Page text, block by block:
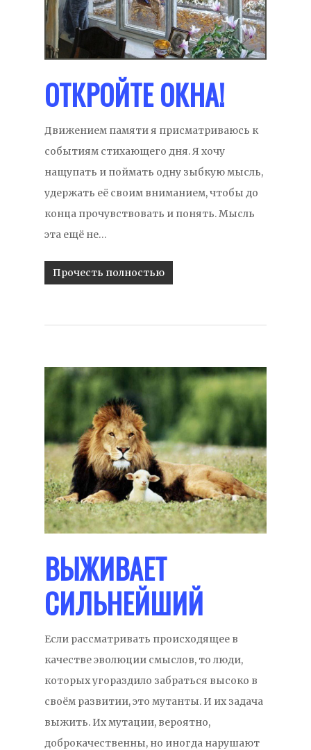
ОТКРОЙТЕ ОКНА!
Движением памяти я присматриваюсь к
событиям стихающего дня. Я хочу
нащупать и поймать одну зыбкую мысль,
удержать её своим вниманием, чтобы до
конца прочувствовать и понять. Мысль
эта ещё не…
Прочесть полностью
ВЫЖИВАЕТ
СИЛЬНЕЙШИЙ
Если рассматривать происходящее в
качестве эволюции смыслов, то люди,
которых угораздило забраться высоко в
своём развитии, это мутанты. И их задача
выжить. Их мутации, вероятно,
доброкачественны, но иногда нарушают